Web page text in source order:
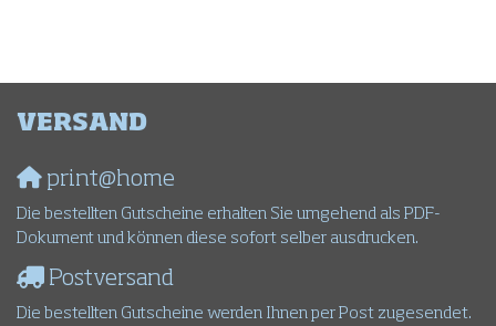
VERSAND
print@home
Die bestellten Gutscheine erhalten Sie umgehend als PDF-
Dokument und können diese sofort selber ausdrucken.
Postversand
Die bestellten Gutscheine werden Ihnen per Post zugesendet.